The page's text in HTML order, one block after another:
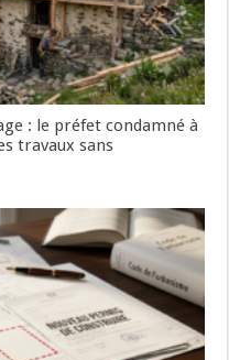
: le préfet condamné à
travaux sans